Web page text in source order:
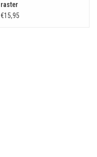
raster
€15,95